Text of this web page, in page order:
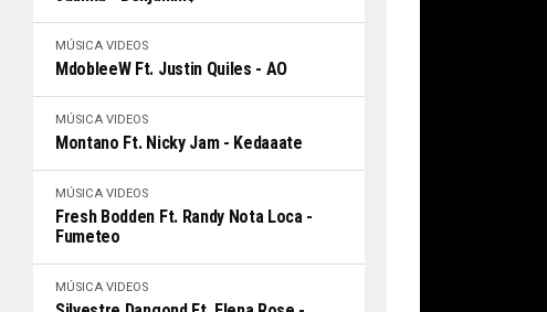
MÚSICA VIDEOS
MdobleeW Ft. Justin Quiles - AO
MÚSICA VIDEOS
Montano Ft. Nicky Jam - Kedaaate
MÚSICA VIDEOS
Fresh Bodden Ft. Randy Nota Loca -
Fumeteo
MÚSICA VIDEOS